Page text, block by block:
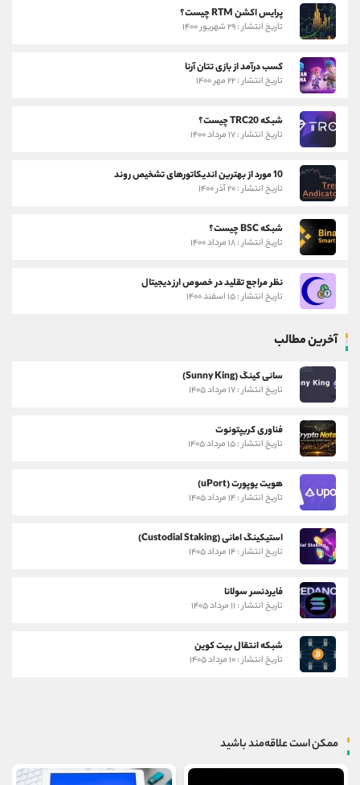
پرایس اکشن RTM چیست؟
تاریخ انتشار : ۲۹ شهریور ۱۴۰۰
کسب درآمد از بازی تتان آرنا
تاریخ انتشار : ۲۲ مهر ۱۴۰۰
شبکه TRC20 چیست؟
تاریخ انتشار : ۱۷ مرداد ۱۴۰۰
10 مورد از بهترین اندیکاتورهای تشخیص روند
تاریخ انتشار : ۲۰ آذر ۱۴۰۰
شبکه BSC چیست؟
تاریخ انتشار : ۱۸ مرداد ۱۴۰۰
نظر مراجع تقلید در خصوص ارز دیجیتال
تاریخ انتشار : ۱۵ اسفند ۱۴۰۰
آخرین مطالب
سانی کینگ (Sunny King)
تاریخ انتشار : ۱۷ مرداد ۱۴۰۵
فناوری کریپتونوت
تاریخ انتشار : ۱۵ مرداد ۱۴۰۵
هویت یوپورت (uPort)
تاریخ انتشار : ۱۴ مرداد ۱۴۰۵
استیکینگ امانی (Custodial Staking)
تاریخ انتشار : ۱۴ مرداد ۱۴۰۵
فایردنسر سولانا
تاریخ انتشار : ۱۱ مرداد ۱۴۰۵
شبکه انتقال بیت کوین
تاریخ انتشار : ۱۰ مرداد ۱۴۰۵
ممکن است علاقه‌مند باشید